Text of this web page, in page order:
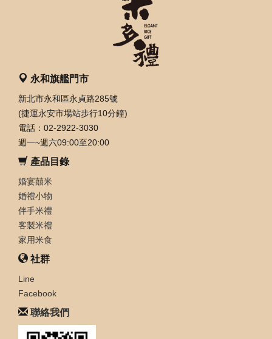
永和旗艦門市
新北市永和區永貞路285號
(捷運永安市場站步行10分鐘)
電話：02-2922-3030
週一~週六09:00至20:00
產品目錄
婚宴囍米
婚禮小物
伴手米禮
客製米禮
家用米食
社群
Line
Facebook
聯絡我們